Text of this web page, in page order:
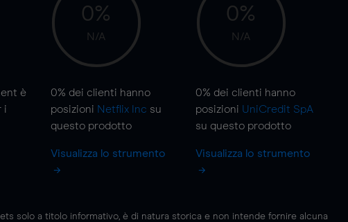
è
i
0%
N/A
0% dei clienti hanno
posizioni Netflix Inc su
questo prodotto
Visualizza lo strumento
0%
N/A
0% dei clienti hanno
posizioni UniCredit SpA
su questo prodotto
Visualizza lo strumento
solo a titolo informativo, è di natura storica e non intende fornire alcuna